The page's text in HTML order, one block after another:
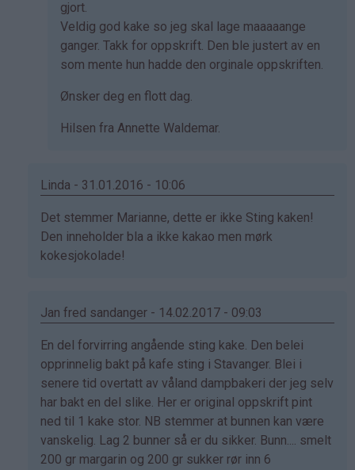
gjort.
Veldig god kake so jeg skal lage maaaaange
ganger. Takk for oppskrift. Den ble justert av en
som mente hun hadde den orginale oppskriften.
Ønsker deg en flott dag.
Hilsen fra Annette Waldemar.
Linda - 31.01.2016 - 10:06
Som
svar
på
(ikke
Det stemmer Marianne, dette er ikke Sting kaken!
Den inneholder bla a ikke kakao men mørk
kokesjokolade!
Jan fred sandanger - 14.02.2017 - 09:03
Som
svar
på
av
Marianne
(ikke
bekreftet)
En del forvirring angående sting kake. Den belei
opprinnelig bakt på kafe sting i Stavanger. Blei i
senere tid overtatt av våland dampbakeri der jeg selv
har bakt en del slike. Her er original oppskrift pint
ned til 1 kake stor. NB stemmer at bunnen kan være
vanskelig. Lag 2 bunner så er du sikker. Bunn.... smelt
200 gr margarin og 200 gr sukker rør inn 6